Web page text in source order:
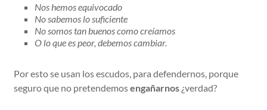
Nos hemos equivocado
No sabemos lo suficiente
No somos tan buenos como creíamos
O lo que es peor, debemos cambiar.
Por esto se usan los escudos, para defendernos, porque
seguro que no pretendemosengañarnos ¿verdad?